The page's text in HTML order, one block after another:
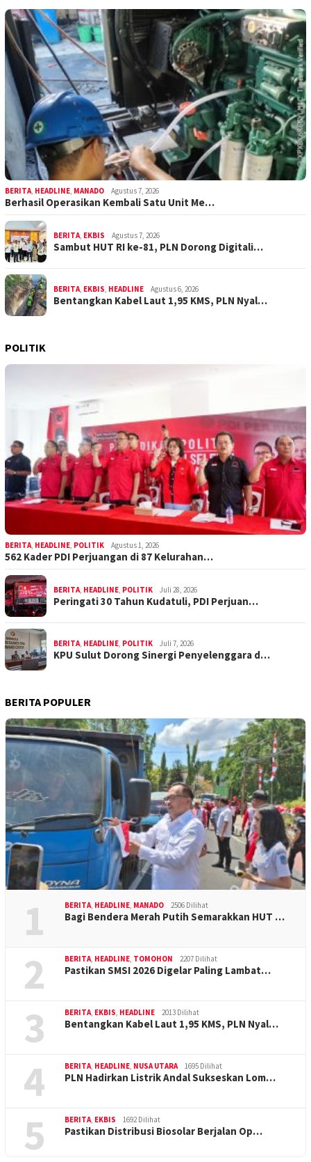
BERITA HEADLINE MANADO Agustus 7, 2026
Berhasil Operasikan Kembali Satu Unit Me…
BERITA EKBIS Agustus 7, 2026
Sambut HUT RI ke-81, PLN Dorong Digitali…
BERITA EKBIS HEADLINE Agustus 6, 2026
Bentangkan Kabel Laut 1,95 KMS, PLN Nyal…
POLITIK
BERITA, HEADLINE, POLITIK Agustus 1, 2026
562 Kader PDI Perjuangan di 87 Kelurahan…
BERITA, HEADLINE, POLITIK Juli 28, 2026
Peringati 30 Tahun Kudatuli, PDI Perjuan…
BERITA, HEADLINE, POLITIK Juli 7, 2026
KPU Sulut Dorong Sinergi Penyelenggara d…
BERITA POPULER
1 BERITA, HEADLINE, MANADO 2506 Dilihat
Bagi Bendera Merah Putih Semarakkan HUT …
2 BERITA, HEADLINE, TOMOHON 2207 Dilihat
Pastikan SMSI 2026 Digelar Paling Lambat…
3 BERITA, EKBIS, HEADLINE 2013 Dilihat
Bentangkan Kabel Laut 1,95 KMS, PLN Nyal…
4 BERITA, HEADLINE, NUSA UTARA 1695 Dilihat
PLN Hadirkan Listrik Andal Sukseskan Lom…
5 BERITA, EKBIS 1692 Dilihat
Pastikan Distribusi Biosolar Berjalan Op…